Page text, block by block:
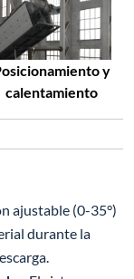
y
calentamiento
ajustable (0-35°)
durante la